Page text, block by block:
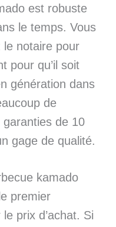
est robuste
le temps. Vous
le notaire pour
pour qu’il soit
génération dans
de
de 10
gage de qualité.
kamado
le premier
prix d’achat. Si